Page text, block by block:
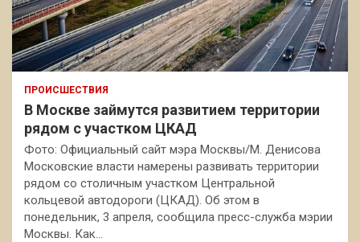
ПРОИСШЕСТВИЯ
В Москве займутся развитием территории
рядом с участком ЦКАД
Фото: Официальный сайт мэра Москвы/М. Денисова
Московские власти намерены развивать территории
рядом со столичным участком Центральной
кольцевой автодороги (ЦКАД). Об этом в
понедельник, 3 апреля, сообщила пресс-служба мэрии
Москвы. Как…